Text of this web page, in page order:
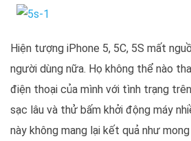
Hiện tượng iPhone 5, 5C, 5S mất
người dùng nữa. Họ không thể nào
điện thoại của mình với tình trạng
sạc lâu và thử bấm khởi động máy
này không mang lại kết quả như